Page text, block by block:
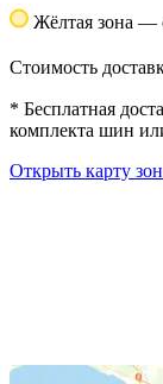
Жёлтая зона —
Стоимость
* Бесплатная
комплекта шин
Открыть карту